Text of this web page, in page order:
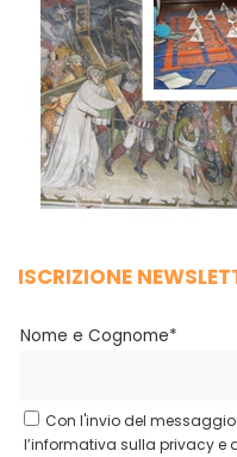
ISCRIZIONE
Nome e Cognome*
Con l'invio del
l’informativa sulla privacy e